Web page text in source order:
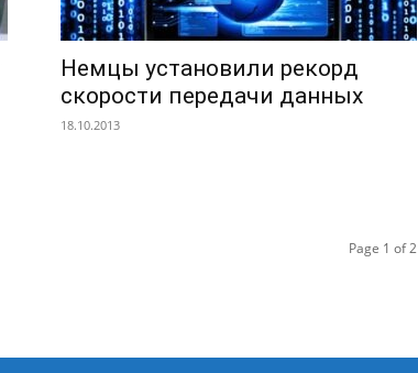
Немцы установили рекорд
скорости передачи данных
18.10.2013
Page 1 of 2